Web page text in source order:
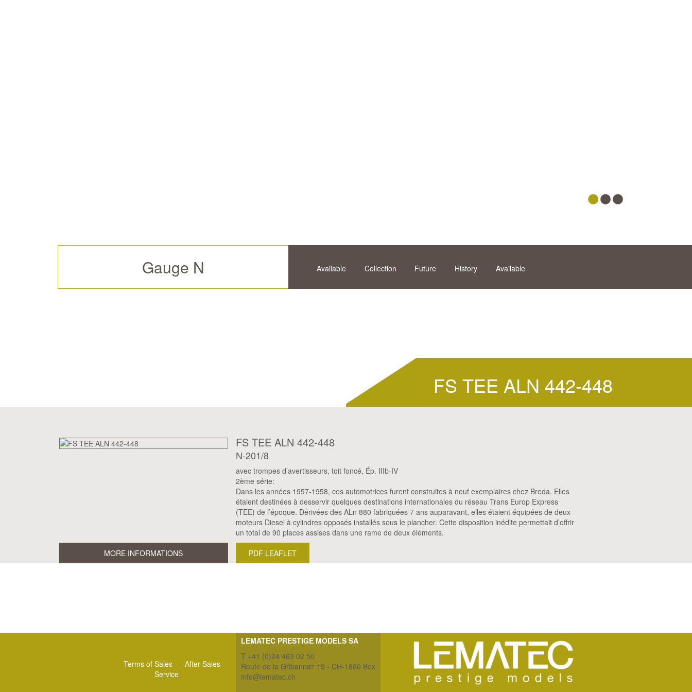
Gauge N Available Collection Future History Available
FS TEE ALN 442-448
FS TEE ALN 442-448
N-201/8
avec trompes d’avertisseurs, toit foncé, Ép. IIIb-IV
2ème série:
Dans les années 1957-1958, ces automotrices furent construites à neuf exemplaires chez Breda. Elles
étaient destinées à desservir quelques destinations internationales du réseau Trans Europ Express
(TEE) de l’époque. Dérivées des ALn 880 fabriquées 7 ans auparavant, elles étaient équipées de deux
moteurs Diesel à cylindres opposés installés sous le plancher. Cette disposition inédite permettait d’offrir
un total de 90 places assises dans une rame de deux éléments.
MORE INFORMATIONS
PDF LEAFLET
Terms of Sales
After Sales
Service
LEMATEC PRESTIGE MODELS SA
T +41 (0)24 463 02 50
Route de la Gribannaz 19 - CH-1880 Bex
info@lematec.ch